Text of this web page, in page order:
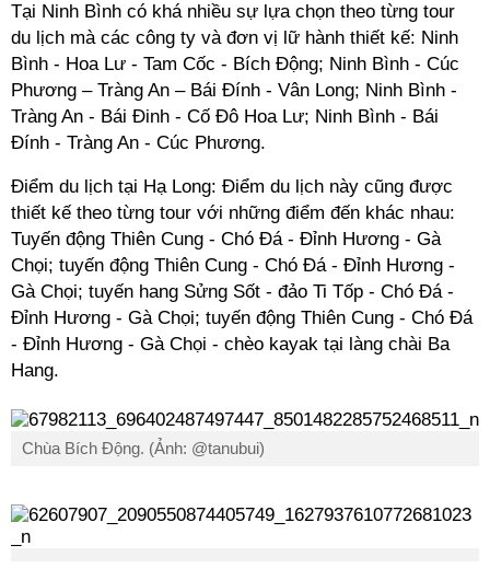
Tại Ninh Bình có khá nhiều sự lựa chọn theo từng tour
du lịch mà các công ty và đơn vị lữ hành thiết kế: Ninh
Bình - Hoa Lư - Tam Cốc - Bích Động; Ninh Bình - Cúc
Phương – Tràng An – Bái Đính - Vân Long; Ninh Bình -
Tràng An - Bái Đinh - Cố Đô Hoa Lư; Ninh Bình - Bái
Đính - Tràng An - Cúc Phương.
Điểm du lịch tại Hạ Long: Điểm du lịch này cũng được
thiết kế theo từng tour với những điểm đến khác nhau:
Tuyến động Thiên Cung - Chó Đá - Đỉnh Hương - Gà
Chọi; tuyến động Thiên Cung - Chó Đá - Đỉnh Hương -
Gà Chọi; tuyến hang Sửng Sốt - đảo Ti Tốp - Chó Đá -
Đỉnh Hương - Gà Chọi; tuyến động Thiên Cung - Chó Đá
- Đỉnh Hương - Gà Chọi - chèo kayak tại làng chài Ba
Hang.
Chùa Bích Động. (Ảnh: @tanubui)